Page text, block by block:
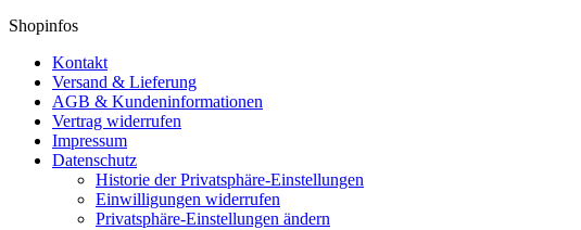
Shopinfos
Kontakt
Versand & Lieferung
AGB & Kundeninformationen
Vertrag widerrufen
Impressum
Datenschutz
Historie der Privatsphäre-Einstellungen
Einwilligungen widerrufen
Privatsphäre-Einstellungen ändern